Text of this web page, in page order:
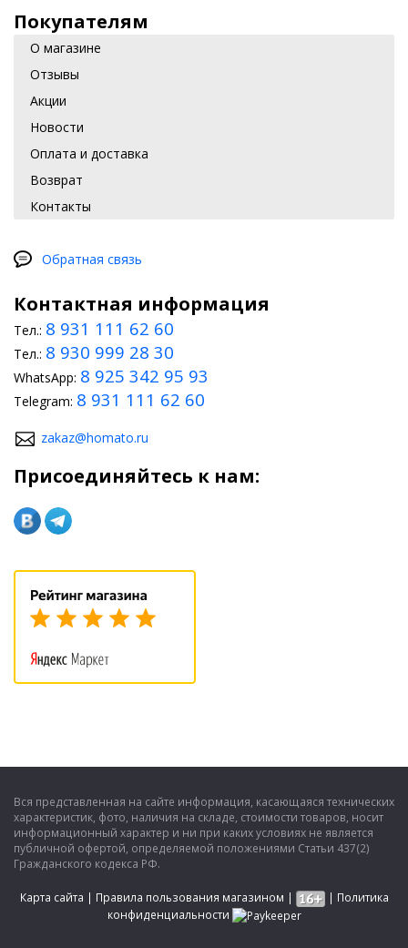
Покупателям
О магазине
Отзывы
Акции
Новости
Оплата и доставка
Возврат
Контакты
Обратная связь
Контактная информация
Тел.: 8 931 111 62 60
Тел.: 8 930 999 28 30
WhatsApp: 8 925 342 95 93
Telegram: 8 931 111 62 60
zakaz@homato.ru
Присоединяйтесь к нам:
Вся представленная на сайте информация, касающаяся технических
характеристик, фото, наличия на складе, стоимости товаров, носит
информационный характер и ни при каких условиях не является
публичной офертой, определяемой положениями Статьи 437(2)
Гражданского кодекса РФ.
Карта сайта | Правила пользования магазином | | Политика
конфиденциальности